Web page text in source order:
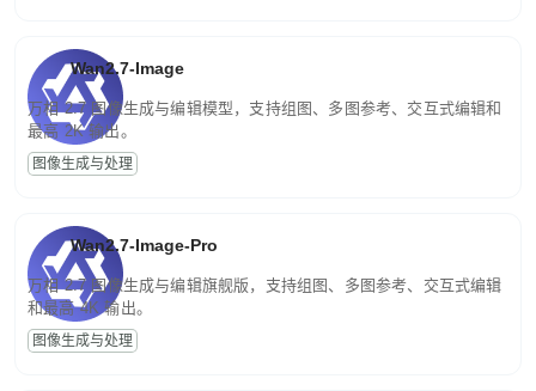
Wan2.7-Image
万相 2.7 图像生成与编辑模型，支持组图、多图参考、交互式编辑和
最高 2K 输出。
图像生成与处理
Wan2.7-Image-Pro
万相 2.7 图像生成与编辑旗舰版，支持组图、多图参考、交互式编辑
和最高 4K 输出。
图像生成与处理